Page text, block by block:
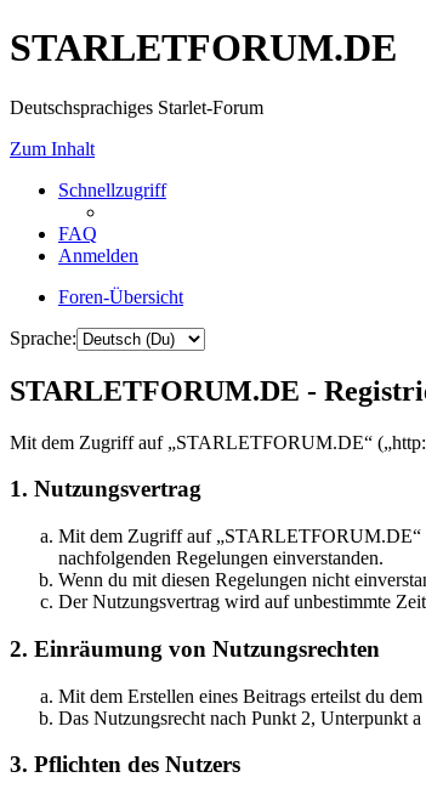
STARLETFORUM.DE
Deutschsprachiges Starlet-Forum
Zum Inhalt
Schnellzugriff
FAQ
Anmelden
Foren-Übersicht
Sprache:
STARLETFORUM.DE -
Mit dem Zugriff auf „STARLETFORUM.DE“
1. Nutzungsvertrag
Mit dem Zugriff auf „STARLETFORUM.DE“
nachfolgenden Regelungen einverstanden.
Wenn du mit diesen Regelungen nicht
Der Nutzungsvertrag wird auf unbestimmte
2. Einräumung von Nutzungsrechten
Mit dem Erstellen eines Beitrags erteilst du
Das Nutzungsrecht nach Punkt 2, Unterpunkt
3. Pflichten des Nutzers